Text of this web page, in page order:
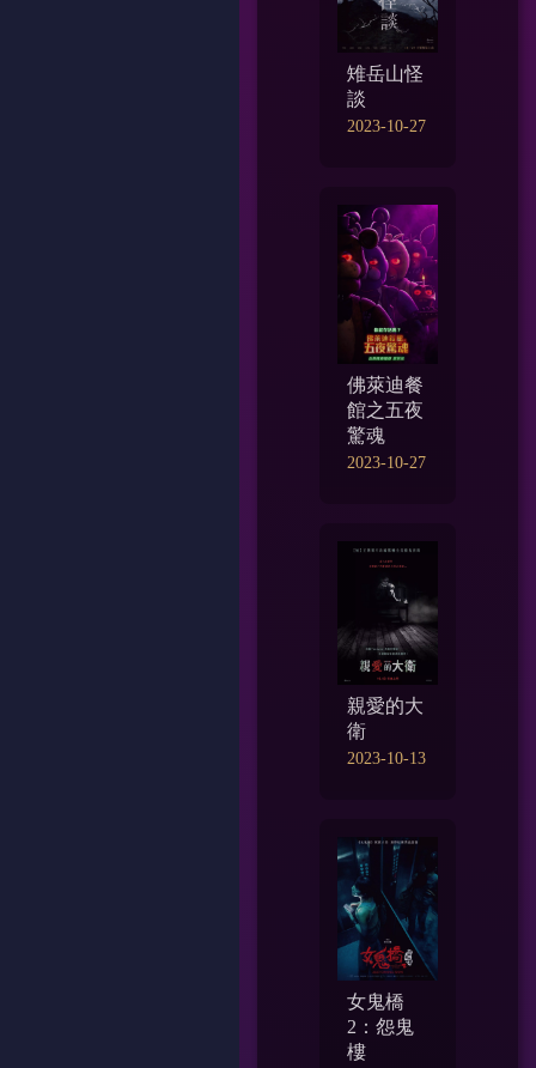
雉岳山怪
談
2023-10-27
佛萊迪餐
館之五夜
驚魂
2023-10-27
親愛的大
衛
2023-10-13
女鬼橋
2：怨鬼
樓